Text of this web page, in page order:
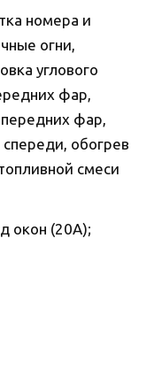
номера и
огни,
углового
фар,
фар,
обогрев
смеси
окон (20А);